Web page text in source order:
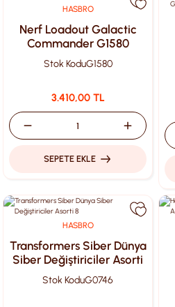
HASBRO
Nerf Loadout Galactic
Commander G1580
Stok KoduG1580
3.410,00 TL
SEPETE EKLE
HASBRO
Transformers Siber Dünya
Siber Değiştiriciler Asorti
8
Stok KoduG0746